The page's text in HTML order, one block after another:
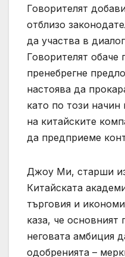
Говорителят
отблизо
да участва в
Говорителят
пренебрегне
настоява да
като по този начин
на китайските
да предприеме
Джоу Ми, старши
Китайската
търговия и
каза, че основният
неговата амбиция
одобренията –